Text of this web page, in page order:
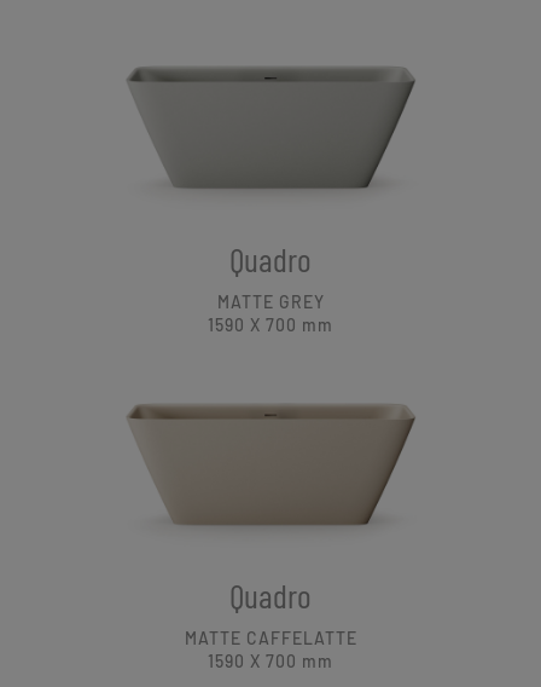
Quadro
MATTE GREY
1590 X 700 mm
Quadro
MATTE CAFFELATTE
1590 X 700 mm